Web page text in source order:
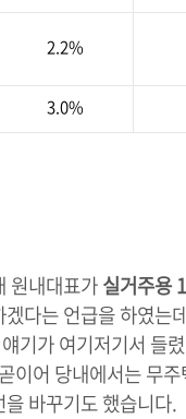
2.2%
3.0%
원내대표가실거주용
겠다는 언급을 하였는
기가 여기저기서 들
이어 당내에서는 무
바꾸기도 했습니다.